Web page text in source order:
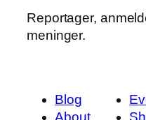
Reportager,
meninger.
Blog